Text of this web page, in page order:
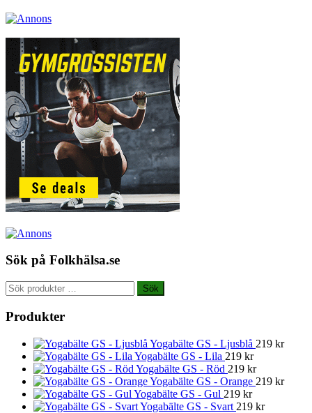
Sök på Folkhälsa.se
Sök
efter:
Sök
Produkter
Yogabälte GS - Ljusblå 219 kr
Yogabälte GS - Lila 219 kr
Yogabälte GS - Röd 219 kr
Yogabälte GS - Orange 219 kr
Yogabälte GS - Gul 219 kr
Yogabälte GS - Svart 219 kr